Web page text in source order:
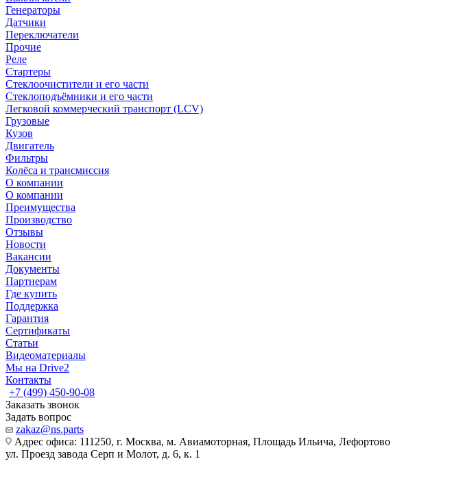
Генераторы
Датчики
Переключатели
Прочие
Реле
Стартеры
Стеклоочистители и его части
Стеклоподъёмники и его части
Легковой коммерческий транспорт (LCV)
Грузовые
Кузов
Двигатель
Фильтры
Колёса и трансмиссия
О компании
О компании
Преимущества
Производство
Отзывы
Новости
Вакансии
Документы
Партнерам
Где купить
Поддержка
Гарантия
Сертификаты
Статьи
Видеоматериалы
Мы на Drive2
Контакты
+7 (499) 450-90-08
Заказать звонок
Задать вопрос
zakaz@ns.parts
Адрес офиса: 111250, г. Москва, м. Авиамоторная, Площадь Ильича, Лефортово
ул. Проезд завода Серп и Молот, д. 6, к. 1